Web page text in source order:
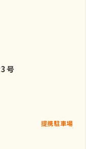
号
提携駐車場